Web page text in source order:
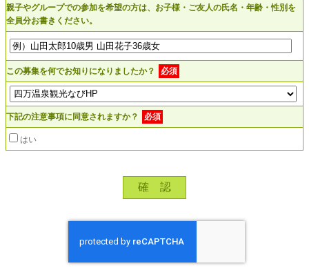
親子やグループでの参加を希望の方は、お子様・ご友人の氏名・年齢・性別を
全員分お書きください。
この募集を何でお知りになりましたか？ 必須
下記の注意事項に同意されますか？ 必須
はい